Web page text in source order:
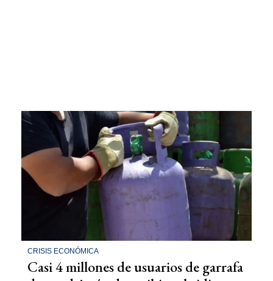
CRISIS ECONÓMICA
Casi 4 millones de usuarios de garrafa